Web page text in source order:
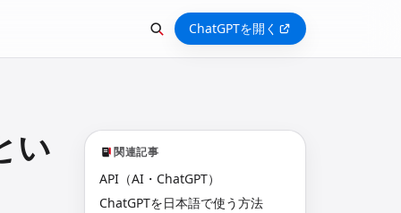
ChatGPTを開く
い
関連記事
API（AI・ChatGPT）
ChatGPTを日本語で使う方法